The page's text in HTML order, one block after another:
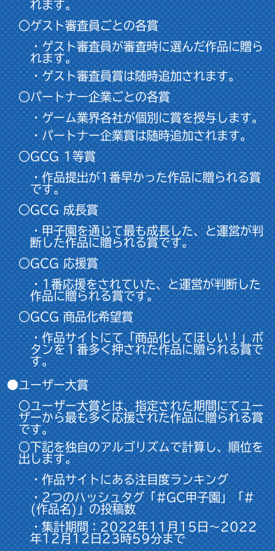
れます。
○ゲスト審査員ごとの各賞
・ゲスト審査員が審査時に選んだ作品に贈ら
れます。
・ゲスト審査員賞は随時追加されます。
○パートナー企業ごとの各賞
・ゲーム業界各社が個別に賞を授与します。
・パートナー企業賞は随時追加されます。
○GCG 1等賞
・作品提出が1番早かった作品に贈られる賞
です。
○GCG 成長賞
・甲子園を通じて最も成長した、と運営が判
断した作品に贈られる賞です。
○GCG 応援賞
・1番応援をされていた、と運営が判断した
作品に贈られる賞です。
○GCG 商品化希望賞
・作品サイトにて「商品化してほしい！」ボ
タンを１番多く押された作品に贈られる賞で
す。
●ユーザー大賞
○ユーザー大賞とは、指定された期間にてユー
ザーから最も多く応援された作品に贈られる賞
です。
○下記を独自のアルゴリズムで計算し、順位を
出します。
・作品サイトにある注目度ランキング
・2つのハッシュタグ「#GC甲子園」「#
(作品名)」の投稿数
・集計期間：2022年11月15日～2022
年12月12日23時59分まで